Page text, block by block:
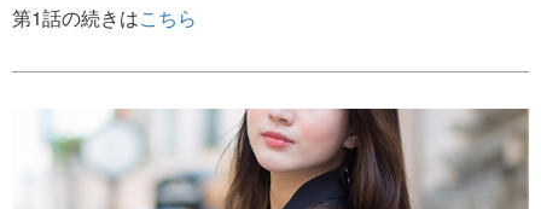
第1話の続きはこちら